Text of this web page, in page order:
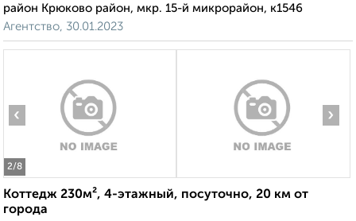
район Крюково район, мкр. 15-й микрорайон, к1546
Агентство, 30.01.2023
2/8
‹ ›
Коттедж 230м², 4-этажный, посуточно, 20 км от
города